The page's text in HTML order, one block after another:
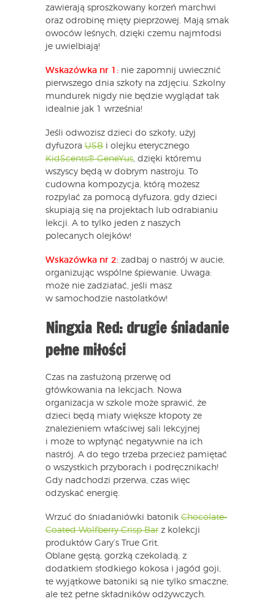
zawierają sproszkowany korzeń marchwi
oraz odrobinę mięty pieprzowej. Mają smak
owoców leśnych, dzięki czemu najmłodsi
je uwielbiają!
Wskazówka nr 1: nie zapomnij uwiecznić
pierwszego dnia szkoły na zdjęciu. Szkolny
mundurek nigdy nie będzie wyglądał tak
idealnie jak 1 września!
Jeśli odwozisz dzieci do szkoły, użyj
dyfuzora USB i olejku eterycznego
KidScents® GeneYus , dzięki któremu
wszyscy będą w dobrym nastroju. To
cudowna kompozycja, którą możesz
rozpylać za pomocą dyfuzora, gdy dzieci
skupiają się na projektach lub odrabianiu
lekcji. A to tylko jeden z naszych
polecanych olejków!
Wskazówka nr 2: zadbaj o nastrój w aucie,
organizując wspólne śpiewanie. Uwaga:
może nie zadziałać, jeśli masz
w samochodzie nastolatków!
Ningxia Red: drugie śniadanie
pełne miłości
Czas na zasłużoną przerwę od
główkowania na lekcjach. Nowa
organizacja w szkole może sprawić, że
dzieci będą miały większe kłopoty ze
znalezieniem właściwej sali lekcyjnej
i może to wpłynąć negatywnie na ich
nastrój. A do tego trzeba przecież pamiętać
o wszystkich przyborach i podręcznikach!
Gdy nadchodzi przerwa, czas więc
odzyskać energię.
Wrzuć do śniadaniówki batonik Chocolate-
Coated Wolfberry Crisp Bar z kolekcji
produktów Gary’s True Grit.
Oblane gęstą, gorzką czekoladą, z
dodatkiem słodkiego kokosa i jagód goji,
te wyjątkowe batoniki są nie tylko smaczne,
ale też pełne składników odżywczych.